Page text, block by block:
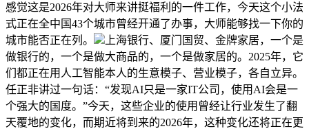
感觉这是2026年对大师来讲挺福利的一件工作，今天这个小法
式正在全中国43个城市曾经开通了办事，大师能够找一下你的
城市能否正在列。
上海银行、厦门国贸、金牌家居，一个是
做银行的，一个是做大商品的，一个是做家居的。2025年，它
们都正在用人工智能本人的生意模子、营业模子，各自立异。
任正非讲过一句话：“发现AI只是一家IT公司，使用AI会是一
个强大的国度。”今天，这些企业的使用曾经让行业发生了翻
天覆地的变化，而期近将到来的2026年，这种变化还将正在更